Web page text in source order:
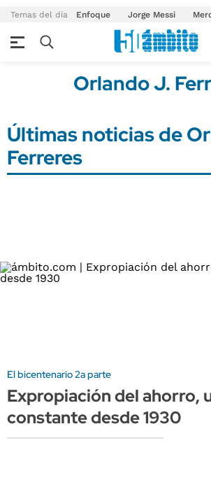
Temas del día Enfoque Jorge Messi
Orlando J.
Últimas noticias de
Ferreres
El bicentenario 2a parte
Expropiación del ahorro,
constante desde 1930